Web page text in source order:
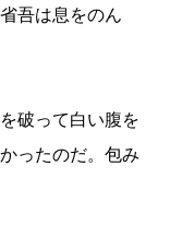
吾は息をのん
破って白い腹を
ったのだ。包み